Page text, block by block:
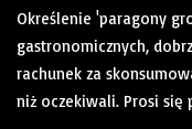
Określenie 'paragony
gastronomicznych,
rachunek za
niż oczekiwali. Prosi się